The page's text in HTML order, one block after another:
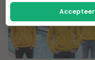
Accepteer